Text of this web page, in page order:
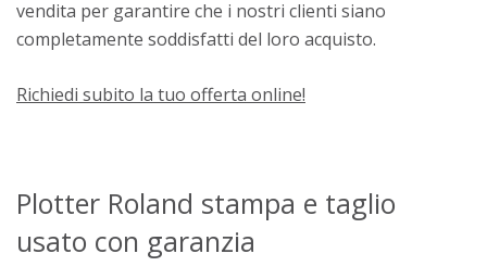
vendita per garantire che i nostri clienti siano
completamente soddisfatti del loro acquisto.
Richiedi subito la tuo offerta online!
Plotter Roland stampa e taglio
usato con garanzia